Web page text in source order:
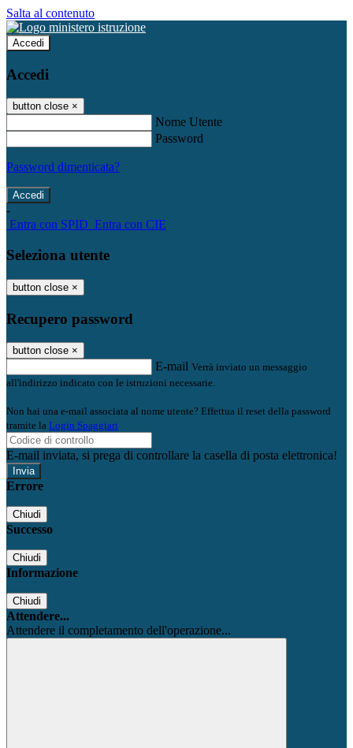
Salta al contenuto
Accedi
Accedi
button close ×
Nome Utente
Password
Password dimenticata?
-
Entra con SPID Entra con CIE
Seleziona utente
button close ×
Recupero password
button close ×
E-mail Verrà inviato un messaggio
all'indirizzo indicato con le istruzioni necessarie.
Non hai una e-mail associata al nome utente? Effettua il reset della password
tramite la Login Spaggiari
E-mail inviata, si prega di controllare la casella di posta elettronica!
Errore
Chiudi
Successo
Chiudi
Informazione
Chiudi
Attendere...
Attendere il completamento dell'operazione...